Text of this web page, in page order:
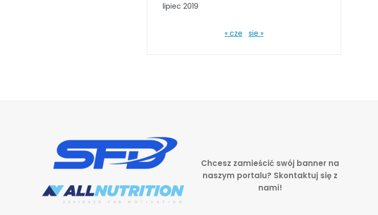
lipiec 2019
« cze sie »
Chcesz zamieścić swój banner na
naszym portalu? Skontaktuj się z
nami!